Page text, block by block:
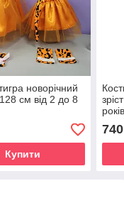
новорічний
см від 2 до 8
Купити
740